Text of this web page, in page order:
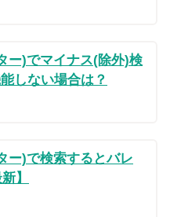
ー)でマイナス(除外)検
しない場合は？
ー)で検索するとバレ
】